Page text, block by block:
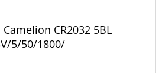
Camelion CR2032 5BL
5/50/1800/